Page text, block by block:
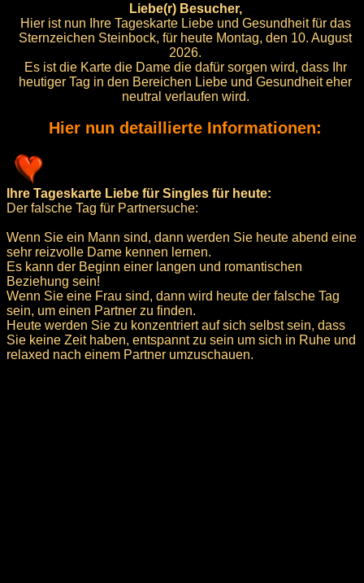
Liebe(r) Besucher,
Hier ist nun Ihre Tageskarte Liebe und Gesundheit für das
Sternzeichen Steinbock, für heute Montag, den 10. August
2026.
Es ist die Karte die Dame die dafür sorgen wird, dass Ihr
heutiger Tag in den Bereichen Liebe und Gesundheit eher
neutral verlaufen wird.
Hier nun detaillierte Informationen:
Ihre Tageskarte Liebe für Singles für heute:
Der falsche Tag für Partnersuche:
Wenn Sie ein Mann sind, dann werden Sie heute abend eine
sehr reizvolle Dame kennen lernen.
Es kann der Beginn einer langen und romantischen
Beziehung sein!
Wenn Sie eine Frau sind, dann wird heute der falsche Tag
sein, um einen Partner zu finden.
Heute werden Sie zu konzentriert auf sich selbst sein, dass
Sie keine Zeit haben, entspannt zu sein um sich in Ruhe und
relaxed nach einem Partner umzuschauen.